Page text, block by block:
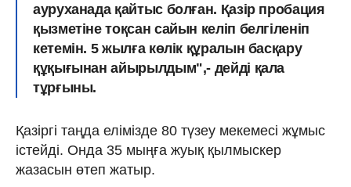
ауруханада қайтыс болған. Қазір пробация
қызметіне тоқсан сайын келіп белгіленіп
кетемін. 5 жылға көлік құралын басқару
құқығынан айырылдым",- дейді қала
тұрғыны.
Қазіргі таңда елімізде 80 түзеу мекемесі жұмыс
істейді. Онда 35 мың­ға жуық қылмыскер
жазасын өтеп жатыр.